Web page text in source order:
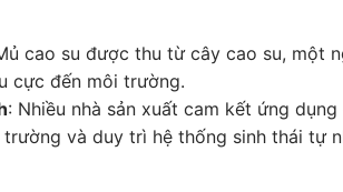
cao su được thu từ cây cao su, một
cực đến môi trường.
: Nhiều nhà sản xuất cam kết ứng
và duy trì hệ thống sinh thái tự